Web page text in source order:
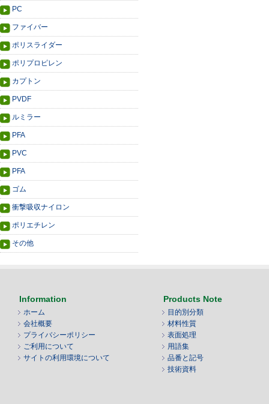
PC
ファイバー
ポリスライダー
ポリプロピレン
カプトン
PVDF
ルミラー
PFA
PVC
PFA
ゴム
衝撃吸収ナイロン
ポリエチレン
その他
Information
ホーム
会社概要
プライバシーポリシー
ご利用について
サイトの利用環境について
Products Note
目的別分類
材料性質
表面処理
用語集
品番と記号
技術資料